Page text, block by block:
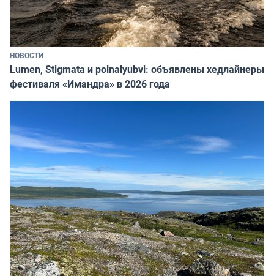
НОВОСТИ
Lumen, Stigmata и polnalyubvi: объявлены хедлайнеры
фестиваля «Имандра» в 2026 года